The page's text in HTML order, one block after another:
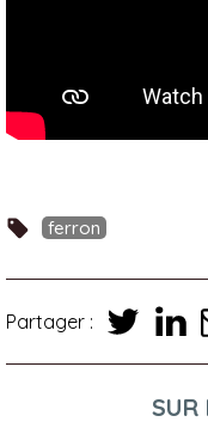
ferron
Partager :
SUR